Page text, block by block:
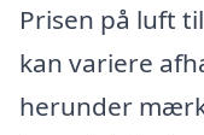
Prisen på luft
kan variere
herunder